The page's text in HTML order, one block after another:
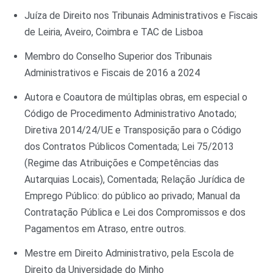
Juíza de Direito nos Tribunais Administrativos e Fiscais
de Leiria, Aveiro, Coimbra e TAC de Lisboa
Membro do Conselho Superior dos Tribunais
Administrativos e Fiscais de 2016 a 2024
Autora e Coautora de múltiplas obras, em especial o
Código de Procedimento Administrativo Anotado;
Diretiva 2014/24/UE e Transposição para o Código
dos Contratos Públicos Comentada; Lei 75/2013
(Regime das Atribuições e Competências das
Autarquias Locais), Comentada; Relação Jurídica de
Emprego Público: do público ao privado; Manual da
Contratação Pública e Lei dos Compromissos e dos
Pagamentos em Atraso, entre outros.
Mestre em Direito Administrativo, pela Escola de
Direito da Universidade do Minho